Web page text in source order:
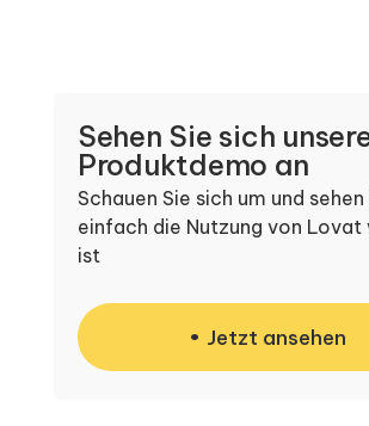
Sehen Sie sich
Produktdemo an
Schauen Sie sich um und
einfach die Nutzung von Lovat
ist
Jetzt ansehen